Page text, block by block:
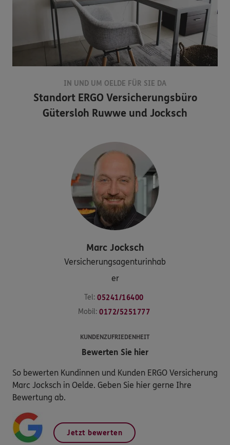
IN UND UM OELDE FÜR SIE DA
StandortERGO Versicherungsbüro
Gütersloh Ruwwe und Jocksch
Marc Jocksch
Versicherungsagenturinhab
er
Tel: 05241/16400
Mobil: 0172/5251777
KUNDENZUFRIEDENHEIT
Bewerten Sie hier
So bewerten Kundinnen und Kunden ERGO Versicherung
Marc Jocksch in Oelde. Geben Sie hier gerne Ihre
Bewertung ab.
Jetzt bewerten